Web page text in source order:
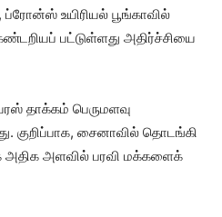
ப்ரோன்ஸ் உயிரியல் பூங்காவில்
பட்டுள்ளது அதிர்ச்சியை
தாக்கம் பெருமளவு
குறிப்பாக, சைனாவில் தொடங்கி
அதிக அளவில் பரவி மக்களைக்